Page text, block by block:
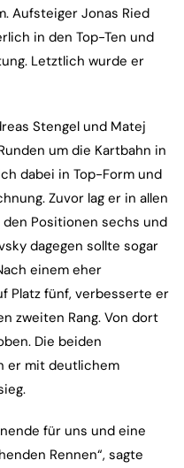
Aufsteiger Jonas Ried
in den Top-Ten und
Letztlich wurde er
Stengel und Matej
um die Kartbahn in
dabei in Top-Form und
Zuvor lag er in allen
Positionen sechs und
dagegen sollte sogar
einem eher
Platz fünf, verbesserte er
zweiten Rang. Von dort
Die beiden
er mit deutlichem
für uns und eine
Rennen“, sagte